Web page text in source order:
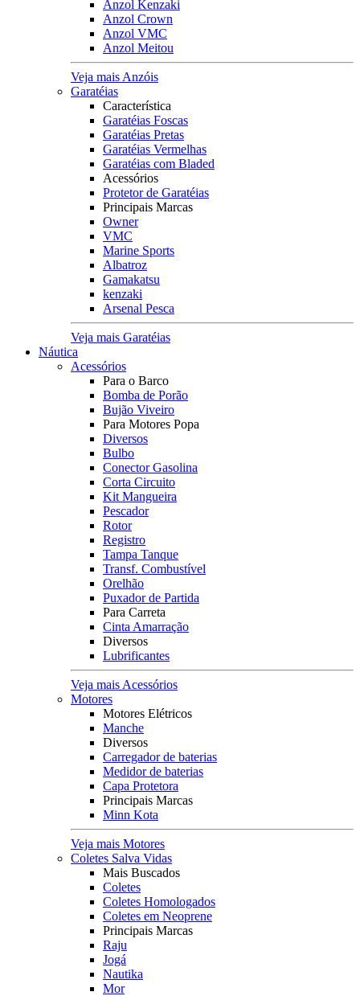
Anzol Kenzaki
Anzol Crown
Anzol VMC
Anzol Meitou
Veja mais Anzóis
Garatéias
Característica
Garatéias Foscas
Garatéias Pretas
Garatéias Vermelhas
Garatéias com Bladed
Acessórios
Protetor de Garatéias
Principais Marcas
Owner
VMC
Marine Sports
Albatroz
Gamakatsu
kenzaki
Arsenal Pesca
Veja mais Garatéias
Náutica
Acessórios
Para o Barco
Bomba de Porão
Bujão Viveiro
Para Motores Popa
Diversos
Bulbo
Conector Gasolina
Corta Circuito
Kit Mangueira
Pescador
Rotor
Registro
Tampa Tanque
Transf. Combustível
Orelhão
Puxador de Partida
Para Carreta
Cinta Amarração
Diversos
Lubrificantes
Veja mais Acessórios
Motores
Motores Elétricos
Manche
Diversos
Carregador de baterias
Medidor de baterias
Capa Protetora
Principais Marcas
Minn Kota
Veja mais Motores
Coletes Salva Vidas
Mais Buscados
Coletes
Coletes Homologados
Coletes em Neoprene
Principais Marcas
Raju
Jogá
Nautika
Mor